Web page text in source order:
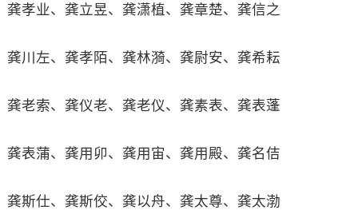
龚孝业、龚立昱、龚潇植、龚章楚、龚信之
龚川左、龚孝陌、龚林漪、龚尉安、龚希耘
龚老索、龚仪老、龚老仪、龚素表、龚表蓬
龚表蒲、龚用卯、龚用宙、龚用殿、龚名佶
龚斯仕、龚斯佼、龚以舟、龚太尊、龚太渤